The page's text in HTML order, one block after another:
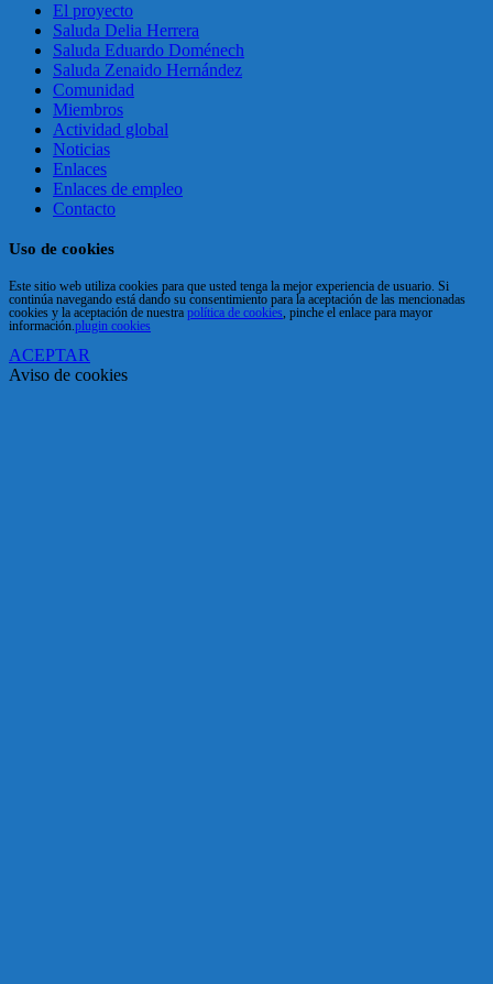
El proyecto
Saluda Delia Herrera
Saluda Eduardo Doménech
Saluda Zenaido Hernández
Comunidad
Miembros
Actividad global
Noticias
Enlaces
Enlaces de empleo
Contacto
Uso de cookies
Este sitio web utiliza cookies para que usted tenga la mejor experiencia de usuario. Si
continúa navegando está dando su consentimiento para la aceptación de las mencionadas
cookies y la aceptación de nuestra política de cookies, pinche el enlace para mayor
información.plugin cookies
ACEPTAR
Aviso de cookies